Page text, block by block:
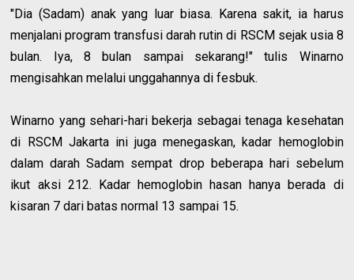
"Dia (Sadam) anak yang luar biasa. Karena sakit, ia harus
menjalani program transfusi darah rutin di RSCM sejak usia 8
bulan. Iya, 8 bulan sampai sekarang!" tulis Winarno
mengisahkan melalui unggahannya di fesbuk.
Winarno yang sehari-hari bekerja sebagai tenaga kesehatan
di RSCM Jakarta ini juga menegaskan, kadar hemoglobin
dalam darah Sadam sempat drop beberapa hari sebelum
ikut aksi 212. Kadar hemoglobin hasan hanya berada di
kisaran 7 dari batas normal 13 sampai 15.